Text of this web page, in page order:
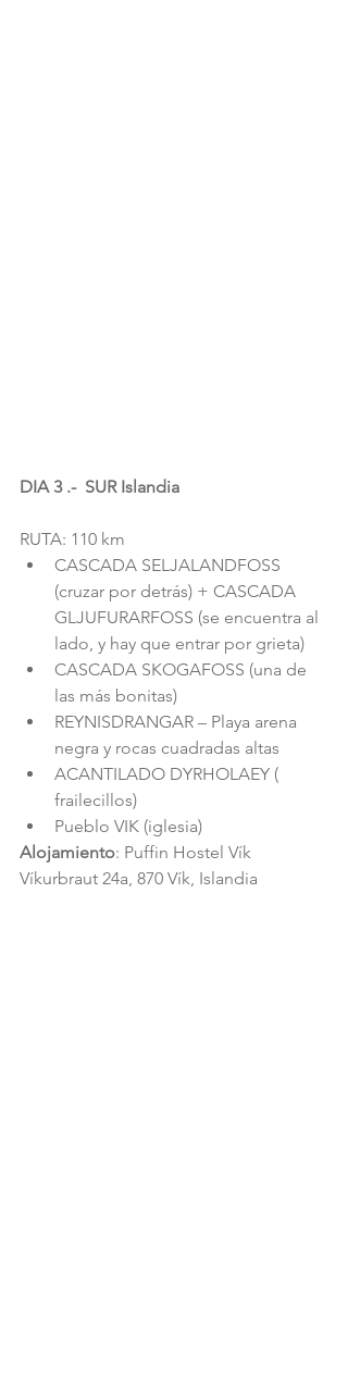
DIA 3 .-  SUR Islandia
RUTA: 110 km
CASCADA SELJALANDFOSS
(cruzar por detrás) + CASCADA
GLJUFURARFOSS (se encuentra al
lado, y hay que entrar por grieta)
CASCADA SKOGAFOSS (una de
las más bonitas)
REYNISDRANGAR – Playa arena
negra y rocas cuadradas altas
ACANTILADO DYRHOLAEY (
frailecillos)
Pueblo VIK (iglesia)
Alojamiento: Puffin Hostel Vík
Víkurbraut 24a, 870 Vík, Islandia